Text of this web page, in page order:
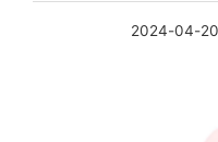
2024-04-20